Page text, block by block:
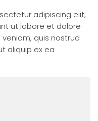
adipiscing elit,
ut labore et dolore
quis nostrud
aliquip ex ea